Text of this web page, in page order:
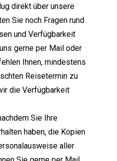
direkt über unsere
Sie noch Fragen rund
und Verfügbarkeit
gerne per Mail oder
Ihnen, mindestens
Reisetermin zu
die Verfügbarkeit
Sie Ihre
haben, die Kopien
aller